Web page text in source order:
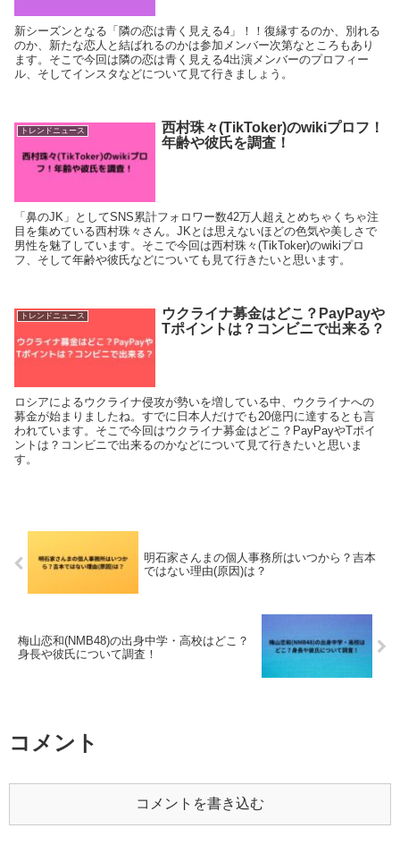
新シーズンとなる「隣の恋は青く見える4」！！復縁するのか、別れる
のか、新たな恋人と結ばれるのかは参加メンバー次第なところもあり
ます。そこで今回は隣の恋は青く見える4出演メンバーのプロフィー
ル、そしてインスタなどについて見て行きましょう。
トレンドニュース
西村珠々(TikToker)のwikiプロフ！
年齢や彼氏を調査！
「鼻のJK」としてSNS累計フォロワー数42万人超えとめちゃくちゃ注
目を集めている西村珠々さん。JKとは思えないほどの色気や美しさで
男性を魅了しています。そこで今回は西村珠々(TikToker)のwikiプロ
フ、そして年齢や彼氏などについても見て行きたいと思います。
トレンドニュース
ウクライナ募金はどこ？PayPayや
Tポイントは？コンビニで出来る？
ロシアによるウクライナ侵攻が勢いを増している中、ウクライナへの
募金が始まりましたね。すでに日本人だけでも20億円に達するとも言
われています。そこで今回はウクライナ募金はどこ？PayPayやTポイ
ントは？コンビニで出来るのかなどについて見て行きたいと思いま
す。
明石家さんまの個人事務所はいつから？吉本
ではない理由(原因)は？
梅山恋和(NMB48)の出身中学・高校はどこ？
身長や彼氏について調査！
コメント
コメントを書き込む